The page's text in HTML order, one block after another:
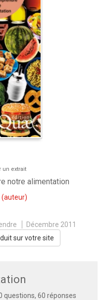
un extrait
notre alimentation
(auteur)
Décembre 2011
sur votre site
questions, 60 réponses